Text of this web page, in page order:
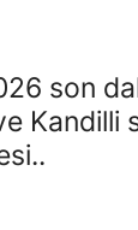
son
Kandilli